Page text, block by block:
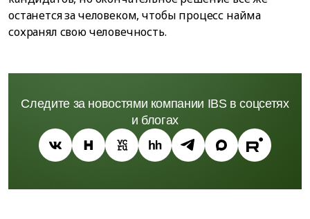
останется за человеком, чтобы процесс найма
сохранял свою человечность.
Следите за новостями компании IBS в соцсетях
и блогах